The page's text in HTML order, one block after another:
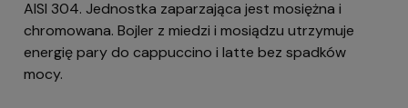
AISI 304. Jednostka zaparzająca jest mosiężna i
chromowana. Bojler z miedzi i mosiądzu utrzymuje
energię pary do cappuccino i latte bez spadków
mocy.